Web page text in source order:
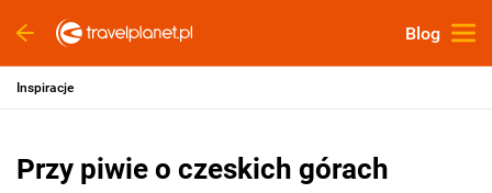
Blog
Inspiracje
Przy piwie o czeskich górach